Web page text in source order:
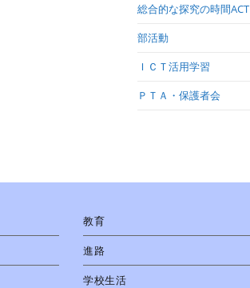
総合的な探究の時間ACT
部活動
ＩＣＴ活用学習
ＰＴＡ・保護者会
教育
進路
学校生活